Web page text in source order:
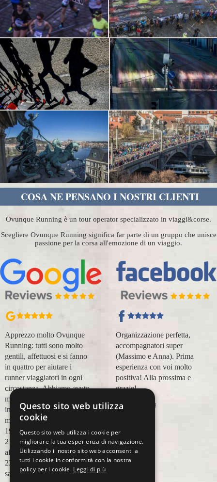
COSA NE PENSANO I NOSTRI CLIENTI
Ovunque Running è un tour operator specializzato in viaggi&corse.
Scegliere Ovunque Running significa far parte di un gruppo che unisce
passione per la corsa all'emozione di un viaggio.
Apprezzo molto Ovunque
Running: tutti sono molto
gentili, affettuosi e si fanno
in quattro per aiutare i
runner viaggiatori in ogni
circostanza. Abbiamo avuto
modo di appoggiarci a loro
in più occasioni, per delle
maratone (NYC18, Praga
19, Valencia 19, Barcellona
21, NYC 22) e ci siamo
affidati a loro per Chicago
23 (ottobre) perché
sappiamo di essere in mano
Organizzazione perfetta,
accompagnatori super
(Massimo e Anna). Prima
esperienza con voi molto
positiva! Alla prossima e
grazie!
Lara Buranti
Questo sito web utilizza
cookie
Questo sito web utilizza i cookie per
migliorare la tua esperienza di navigazione.
Utilizzando il nostro sito web acconsenti a
tutti i cookie in conformità con la nostra
policy per i cookie. Leggi di più